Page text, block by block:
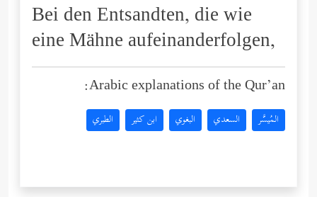
Bei den Entsandten, die wie
eine Mähne aufeinanderfolgen,
Arabic explanations of the Qur’an:
المُيسَّر السعدي البغوي ابن كثير الطبري